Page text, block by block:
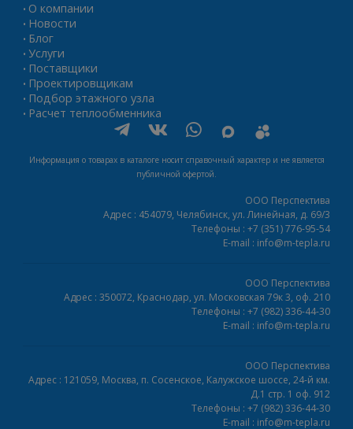
• О компании
• Новости
• Блог
• Услуги
• Поставщики
• Проектировщикам
• Подбор этажного узла
• Расчет теплообменника
Информация о товарах в каталоге носит справочный характер и не является
публичной офертой.
ООО Перспектива
Адрес : 454079, Челябинск, ул. Линейная, д. 69/3
Телефоны : +7 (351) 776-95-54
E-mail : info@m-tepla.ru
ООО Перспектива
Адрес : 350072, Краснодар, ул. Московская 79к 3, оф. 210
Телефоны : +7 (982) 336-44-30
E-mail : info@m-tepla.ru
ООО Перспектива
Адрес : 121059, Москва, п. Сосенское, Калужское шоссе, 24-й км.
Д.1 стр. 1 оф. 912
Телефоны : +7 (982) 336-44-30
E-mail : info@m-tepla.ru